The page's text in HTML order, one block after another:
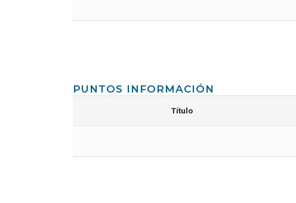
PUNTOS INFORMACIÓN
Título